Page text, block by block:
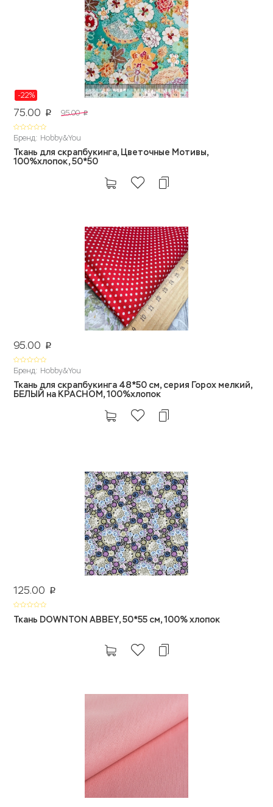
-22%
75.00 p 95.00 p
Бренд: Hobby&You
Ткань для скрапбукинга, Цветочные Мотивы,
100%хлопок, 50*50
95.00 p
Бренд: Hobby&You
Ткань для скрапбукинга 48*50 см, серия Горох мелкий,
БЕЛЫЙ на КРАСНОМ, 100%хлопок
125.00 p
Ткань DOWNTON ABBEY, 50*55 см, 100% хлопок